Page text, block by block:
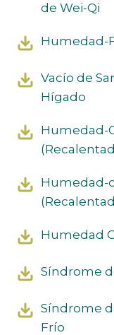
de Wei-Qi
Humedad-
Vacío de
Hígado
Humedad-
Humedad-
Humedad
Síndrome
Síndrome
Frío